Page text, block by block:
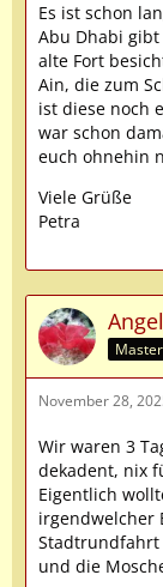
Es ist schon
Abu Dhabi
alte Fort
Ain, die zum
ist diese noch
war schon
euch ohnehin
Viele Grüße
Petra
Master
November 28,
Wir waren 3
dekadent, nix
Eigentlich
irgendwelcher
Stadtrundfahrt
und die